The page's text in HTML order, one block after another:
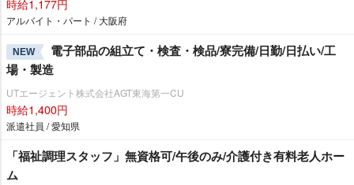
時給1,177円
アルバイト・パート / 大阪府
NEW
電子部品の組立て・検査・検品/寮完備/日勤/日払い/工
場・製造
UTエージェント株式会社AGT東海第一CU
時給1,400円
派遣社員 / 愛知県
「福祉調理スタッフ」無資格可/午後のみ/介護付き有料老人ホー
ム